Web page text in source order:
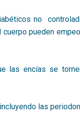
no
pueden
las encías se
las